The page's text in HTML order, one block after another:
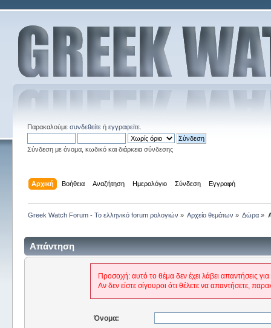
Παρακαλούμε συνδεθείτεή εγγραφείτε.
Σύνδεση με όνομα, κωδικό και διάρκεια σύνδεσης
Αρχική Βοήθεια Αναζήτηση Ημερολόγιο Σύνδεση Εγγραφή
Greek Watch Forum - Το ελληνικό forum ρολογιών » Αρχείο θεμάτων » Δώρα »
Απάντηση
Προσοχή: αυτό το θέμα δεν έχει λάβει απαντήσεις
Αν δεν είστε σίγουροι ότι θέλετε να απαντήσετε,
Όνομα: